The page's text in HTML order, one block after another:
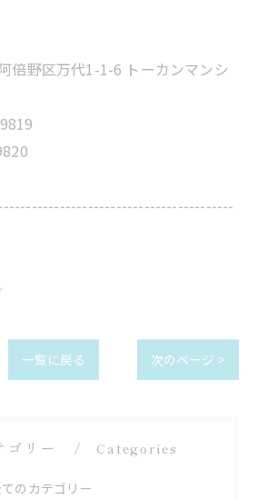
倍野区万代1-1-6 トーカンマンシ
一覧に戻る 次のページ >
ゴリー Categories
のカテゴリー